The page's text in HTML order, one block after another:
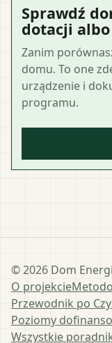
Sprawdź
dotacji
Zanim
domu. To one
urządzenie i
programu.
©2026 Dom
O projekcie
Przewodnik po
Poziomy
Wszystkie